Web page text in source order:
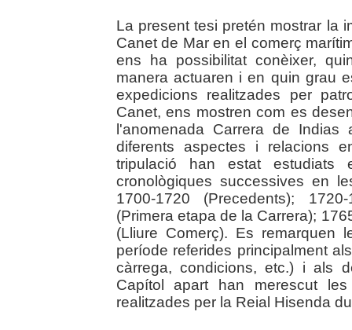
La present tesi pretén mostrar la
Canet de Mar en el comerç
ens ha possibilitat conèixer,
manera actuaren i en quin grau
expedicions realitzades per
Canet, ens mostren com es
l'anomenada Carrera de
diferents aspectes i relacions
tripulació han estat
cronològiques successives en
1700-1720 (Precedents);
(Primera etapa de la Carrera);
(Lliure Comerç). Es remarquen
període referides principalment
càrrega, condicions, etc.) i als
Capítol apart han merescut
realitzades per la Reial Hisenda